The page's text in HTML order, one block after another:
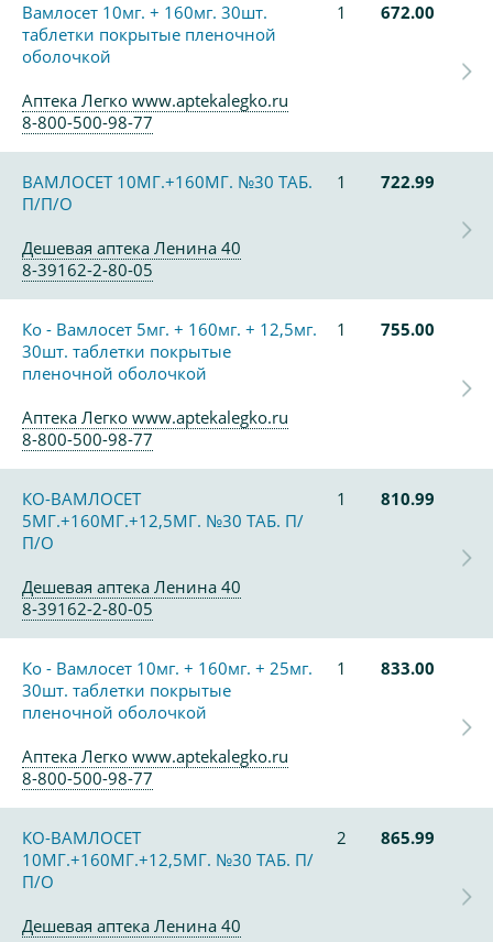
Вамлосет 10мг. + 160мг. 30шт.
таблетки покрытые пленочной
оболочкой
1 672.00
Аптека Легко www.aptekalegko.ru
8-800-500-98-77
ВАМЛОСЕТ 10МГ.+160МГ. №30 ТАБ.
П/П/О
1 722.99
Дешевая аптека Ленина 40
8-39162-2-80-05
Ко - Вамлосет 5мг. + 160мг. + 12,5мг.
30шт. таблетки покрытые
пленочной оболочкой
1 755.00
Аптека Легко www.aptekalegko.ru
8-800-500-98-77
КО-ВАМЛОСЕТ
5МГ.+160МГ.+12,5МГ. №30 ТАБ. П/
П/О
1 810.99
Дешевая аптека Ленина 40
8-39162-2-80-05
Ко - Вамлосет 10мг. + 160мг. + 25мг.
30шт. таблетки покрытые
пленочной оболочкой
1 833.00
Аптека Легко www.aptekalegko.ru
8-800-500-98-77
КО-ВАМЛОСЕТ
10МГ.+160МГ.+12,5МГ. №30 ТАБ. П/
П/О
2 865.99
Дешевая аптека Ленина 40